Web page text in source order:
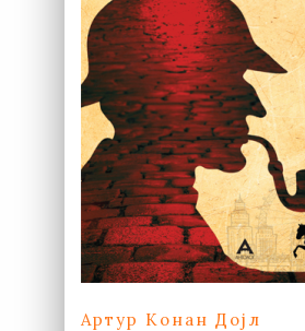
Артур Конан Дојл